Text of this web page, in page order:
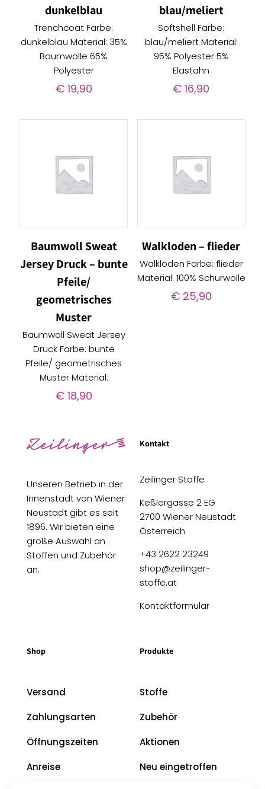
dunkelblau
Trenchcoat Farbe:
dunkelblau Material: 35%
Baumwolle 65%
Polyester
€19,90
blau/meliert
Softshell Farbe:
blau/meliert Material:
95% Polyester 5%
Elastahn
€ 16,90
Baumwoll Sweat
Jersey Druck – bunte
Pfeile/
geometrisches
Muster
Baumwoll Sweat Jersey
Druck Farbe: bunte
Pfeile/ geometrisches
Muster Material:
€18,90
Walkloden – flieder
Walkloden Farbe: flieder
Material: 100% Schurwolle
€25,90
Unseren Betrieb in der
Innenstadt von Wiener
Neustadt gibt es seit
1896. Wir bieten eine
große Auswahl an
Stoffen und Zubehör
an.
Kontakt
Zeilinger Stoffe
Keßlergasse 2 EG
2700 Wiener Neustadt
Österreich
+43 2622 23249
shop@zeilinger-
stoffe.at
Kontaktformular
Shop
Versand
Zahlungsarten
Öffnungszeiten
Anreise
Produkte
Stoffe
Zubehör
Aktionen
Neu eingetroffen